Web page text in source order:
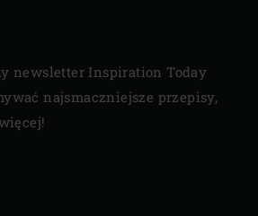
newsletter Inspiration Today
najsmaczniejsze przepisy,